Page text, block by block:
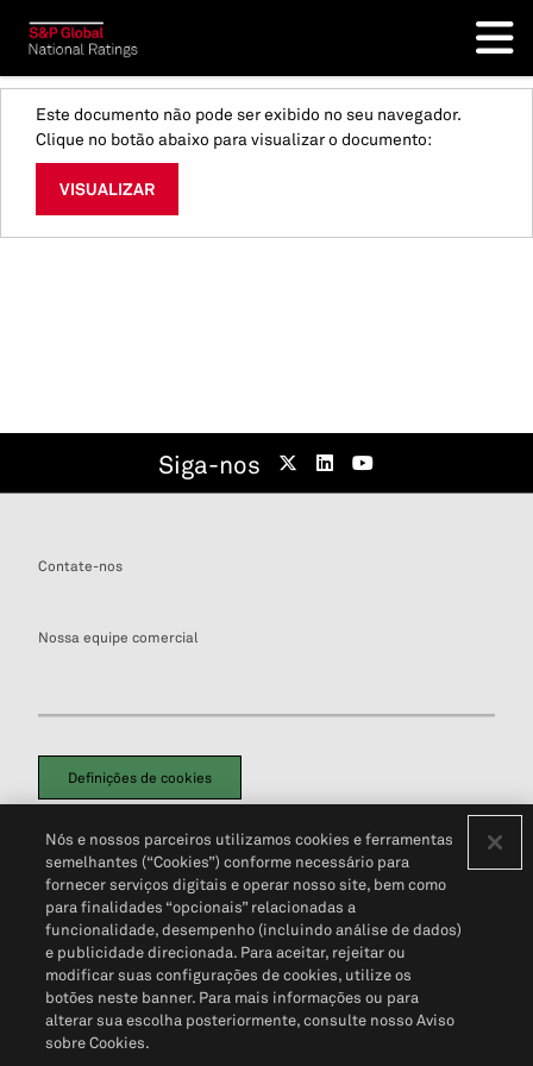
Este documento não pode ser exibido no seu navegador.
Clique no botão abaixo para visualizar o documento:
VISUALIZAR
Siga-nos
Contate-nos
Nossa equipe comercial
Definições de cookies
Política de PrivacidadePortal de privacidade do cliente (em inglês)
Não Venda Minhas Informações Pessoais© 2026 S&P Global
Nós e nossos parceiros utilizamos cookies e ferramentas
semelhantes (“Cookies”) conforme necessário para
fornecer serviços digitais e operar nosso site, bem como
para finalidades “opcionais” relacionadas a
funcionalidade, desempenho (incluindo análise de dados)
e publicidade direcionada. Para aceitar, rejeitar ou
modificar suas configurações de cookies, utilize os
botões neste banner. Para mais informações ou para
alterar sua escolha posteriormente, consulte nosso Aviso
sobre Cookies.